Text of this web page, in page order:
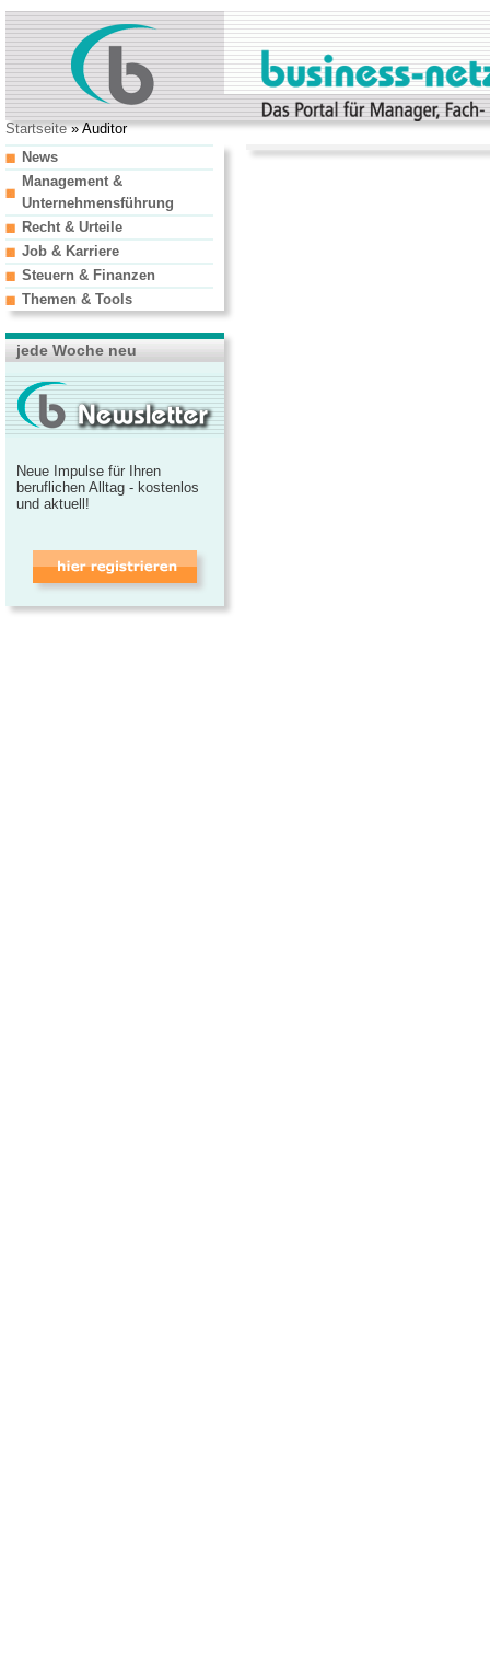
Startseite» Auditor
News
Management &
Unternehmensführung
Recht & Urteile
Job & Karriere
Steuern & Finanzen
Themen & Tools
jede Woche neu
Neue Impulse für Ihren
beruflichen Alltag - kostenlos
und aktuell!